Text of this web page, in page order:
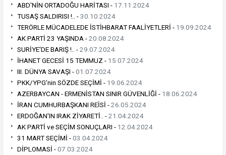
ABD'NİN ORTADOĞU HARİTASI - 17.11.2024
TUSAŞ SALDIRISI !.. -30.10.2024
TERÖRLE MÜCADELEDE İSTİHBARAT FAALİYETLERİ - 19.09.2024
AK PARTİ 23 YAŞINDA -20.08.2024
SURİYE'DE BARIŞ !.. -29.07.2024
İHANET GECESİ 15 TEMMUZ - 15.07.2024
III. DÜNYA SAVAŞI -01.07.2024
PKK/YPG’nin SÖZDE SEÇİMİ - 19.06.2024
AZERBAYCAN - ERMENİSTAN SINIR GÜVENLİĞİ - 18.06.2024
İRAN CUMHURBAŞKANI REİSİ -26.05.2024
ERDOĞAN'IN IRAK ZİYARETİ.. -21.04.2024
AK PARTİ ve SEÇİM SONUÇLARI - 12.04.2024
31 MART SEÇİMİ -03.04.2024
DİPLOMASİ -07.03.2024